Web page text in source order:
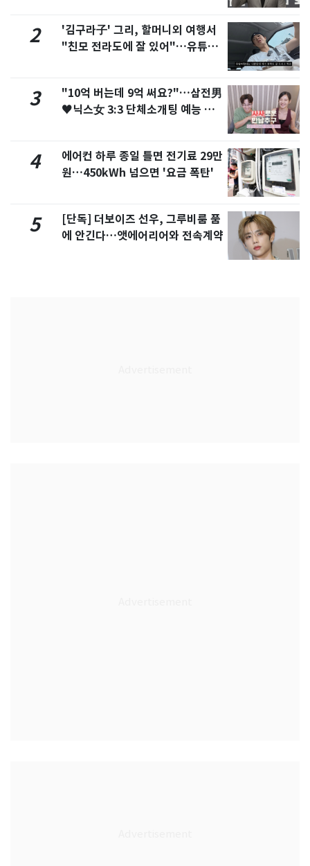
2
'김구라子' 그리, 할머니외 여행서
"친모 전라도에 잘 있어"…유튜브
3
"10억 버는데 9억 써요?"…삼전男
♥닉스女 3:3 단체소개팅 예능 화
4
에어컨 하루 종일 틀면 전기료 29만
원…450kWh 넘으면 '요금 폭탄'
5
[단독] 더보이즈 선우, 그루비룸 품
에 안긴다…앳에어리어와 전속계약